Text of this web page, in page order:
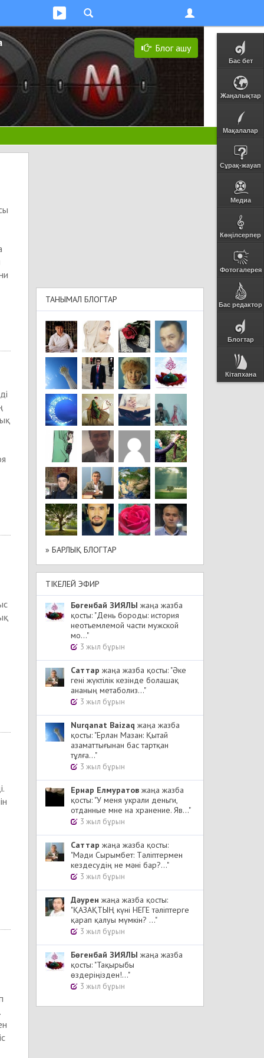
Бас бет
Жаңалықтар
Мақалалар
Сұрақ-жауап
Медиа
Көңілсерпер
Фотогалерея
Бас редактор
Блогтар
Кітапхана
Блог ашу
ТАНЫМАЛ БЛОГТАР
» БАРЛЫҚ БЛОГТАР
ТІКЕЛЕЙ ЭФИР
Бөгенбай ЗИЯЛЫ жаңа жазба
қосты: "День бороды: история
неотъемлемой части мужской
мо..."
3 жыл бұрын
Cаттар жаңа жазба қосты: "Әке
гені жүктілік кезінде болашақ
ананың метаболиз..."
3 жыл бұрын
Nurqanat Baizaq жаңа жазба
қосты: "Ерлан Мазан: Қытай
азаматтығынан бас тартқан
тұлға..."
3 жыл бұрын
Ернар Елмуратов жаңа жазба
қосты: "У меня украли деньги,
отданные мне на хранение. Яв..."
3 жыл бұрын
Cаттар жаңа жазба қосты:
"Мәди Сырымбет: Тәліптермен
кездесудің не мәні бар?..."
3 жыл бұрын
Дәурен жаңа жазба қосты:
"ҚАЗАҚТЫҢ күні НЕГЕ тәліптерге
қарап қалуы мүмкін? ..."
3 жыл бұрын
Бөгенбай ЗИЯЛЫ жаңа жазба
қосты: "Тақырыбы
өздеріңізден!..."
3 жыл бұрын